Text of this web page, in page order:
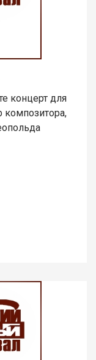
концерт для
композитора,